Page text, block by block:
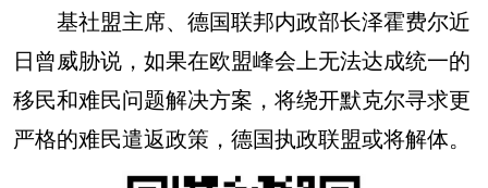
基社盟主席、德国联邦内政部长泽霍费尔近
日曾威胁说，如果在欧盟峰会上无法达成统一的
移民和难民问题解决方案，将绕开默克尔寻求更
严格的难民遣返政策，德国执政联盟或将解体。